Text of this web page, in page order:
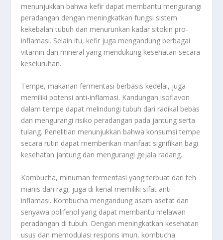
menunjukkan bahwa kefir dapat membantu mengurangi
peradangan dengan meningkatkan fungsi sistem
kekebalan tubuh dan menurunkan kadar sitokin pro-
inflamasi. Selain itu, kefir juga mengandung berbagai
vitamin dan mineral yang mendukung kesehatan secara
keseluruhan.
Tempe, makanan fermentasi berbasis kedelai, juga
memiliki potensi anti-inflamasi. Kandungan isoflavon
dalam tempe dapat melindungi tubuh dari radikal bebas
dan mengurangi risiko peradangan pada jantung serta
tulang. Penelitian menunjukkan bahwa konsumsi tempe
secara rutin dapat memberikan manfaat signifikan bagi
kesehatan jantung dan mengurangi gejala radang.
Kombucha, minuman fermentasi yang terbuat dari teh
manis dan ragi, juga di kenal memiliki sifat anti-
inflamasi. Kombucha mengandung asam asetat dan
senyawa polifenol yang dapat membantu melawan
peradangan di tubuh. Dengan meningkatkan kesehatan
usus dan memodulasi respons imun, kombucha